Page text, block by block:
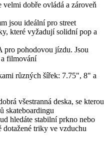
velmi dobře ovládá a zároveň
jsou ideální pro street
které vyžadují solidní pop a
pro pohodovou jízdu. Jsou
a filmování
různých šířek: 7.75", 8" a
všestranná deska, se kterou
skateboardingu
hledáte stabilní prkno nebo
dotažené triky ve vzduchu